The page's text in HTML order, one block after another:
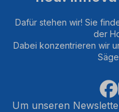
Dafür stehen wir! Sie
der
Dabei konzentrieren wir
Um unseren